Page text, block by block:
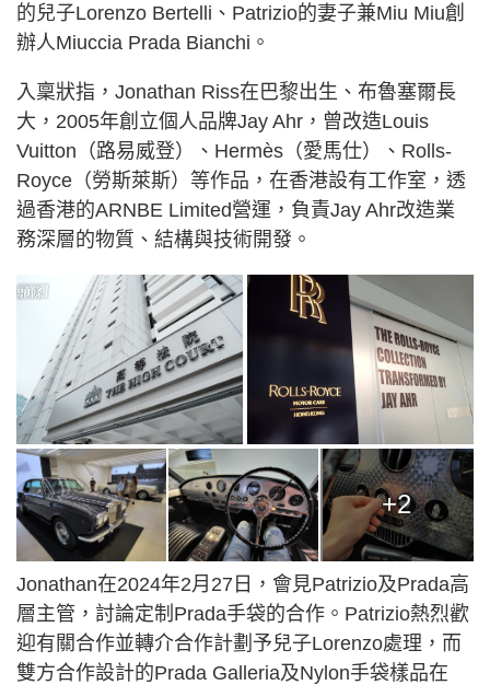
的兒子Lorenzo Bertelli、Patrizio的妻子兼Miu Miu創
辦人Miuccia Prada Bianchi。
入稟狀指，Jonathan Riss在巴黎出生、布魯塞爾長
大，2005年創立個人品牌Jay Ahr，曾改造Louis
Vuitton（路易威登）、Hermès（愛馬仕）、Rolls-
Royce（勞斯萊斯）等作品，在香港設有工作室，透
過香港的ARNBE Limited營運，負責Jay Ahr改造業
務深層的物質、結構與技術開發。
+2
Jonathan在2024年2月27日，會見Patrizio及Prada高
層主管，討論定制Prada手袋的合作。Patrizio熱烈歡
迎有關合作並轉介合作計劃予兒子Lorenzo處理，而
雙方合作設計的Prada Galleria及Nylon手袋樣品在